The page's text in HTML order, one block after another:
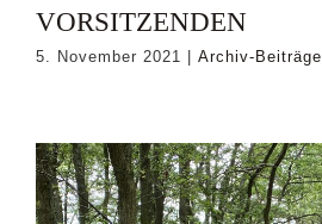
VORSITZENDEN
5. November 2021 Archiv-Beiträge